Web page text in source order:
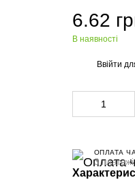
6.62
В наявності
Ввійти
ОПЛАТА
3